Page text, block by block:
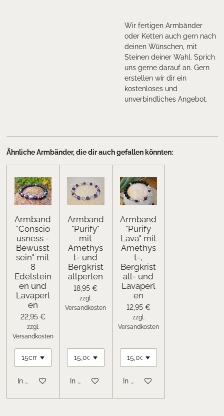
Wir fertigen Armbänder
oder Ketten auch gern nach
deinen Wünschen, mit
Steinen deiner Wahl. Sprich
uns gerne darauf an. Gern
erstellen wir dir ein
kostenloses und
unverbindliches Angebot.
Ähnliche Armbänder, die dir auch gefallen könnten:
Armband
"Conscio
usness -
Bewusst
sein" mit
8
Edelstein
en und
Lavaperl
en
22,95 €
zzgl.
Versandkosten
In den Warenkorb
Armband
"Purify"
mit
Amethys
t- und
Bergkrist
allperlen
18,95 €
zzgl.
Versandkosten
In den Warenkorb
Armband
"Purify
Lava" mit
Amethys
t-,
Bergkrist
all- und
Lavaperl
en
12,95 €
zzgl.
Versandkosten
In den Warenkorb